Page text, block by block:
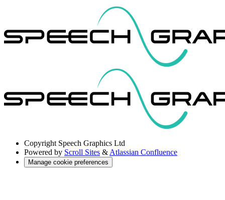
Copyright Speech Graphics Ltd
Powered by Scroll Sites & Atlassian Confluence
Manage cookie preferences